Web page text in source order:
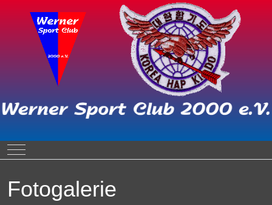
Mobile Menu Toggle
Fotogalerie